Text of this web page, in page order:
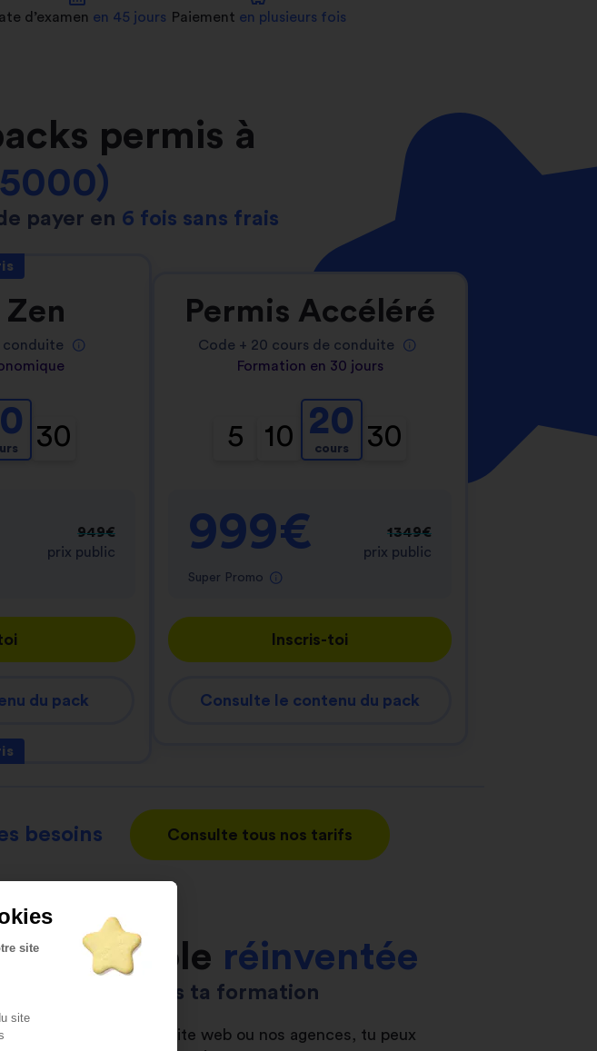
site
site
d’examen en 45 jours Paiement en plusieurs fois
permis à
payer en 6 fois sans frais
Zen
conduite
30
949€
prix public
du pack
Permis Accéléré
Code + 20 cours de conduite
Formation en 30 jours
5 10 20
cours 30
999€
Super Promo
1349€
prix public
Inscris-toi
Consulte le contenu du pack
besoins Consulte tous nos tarifs
école réinventée
toi qui pilotes ta formation
notre app’, notre site web ou nos agences, tu peux